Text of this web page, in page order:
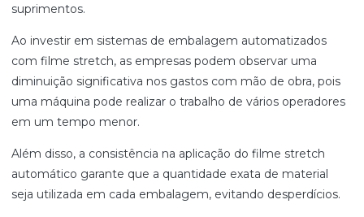
suprimentos.
Ao investir em sistemas de embalagem automatizados
com filme stretch, as empresas podem observar uma
diminuição significativa nos gastos com mão de obra, pois
uma máquina pode realizar o trabalho de vários operadores
em um tempo menor.
Além disso, a consistência na aplicação do filme stretch
automático garante que a quantidade exata de material
seja utilizada em cada embalagem, evitando desperdícios.